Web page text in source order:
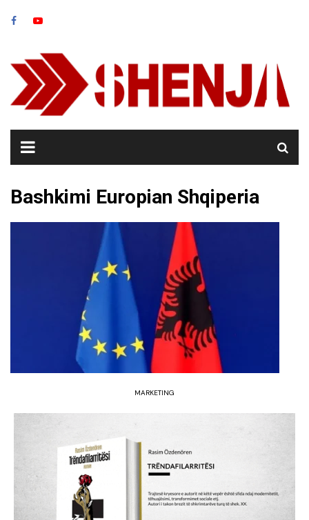
Bashkimi Europian Shqiperia
MARKETING